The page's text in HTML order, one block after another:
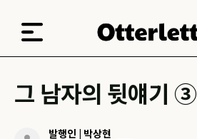
그 남자의 뒷얘기 ③
발행인 | 박상현